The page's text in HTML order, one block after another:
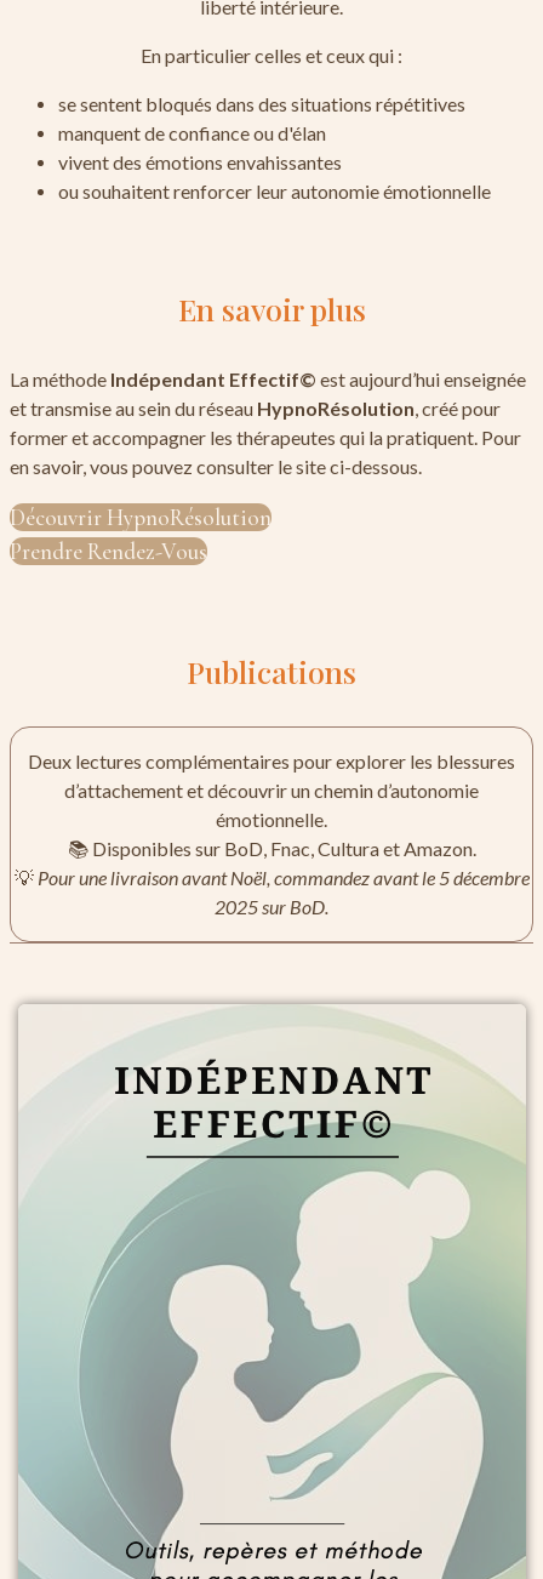
liberté intérieure.
En particulier celles et ceux qui :
se sentent bloqués dans des situations répétitives
manquent de confiance ou d'élan
vivent des émotions envahissantes
ou souhaitent renforcer leur autonomie émotionnelle
En savoir plus
La méthode Indépendant Effectif© est aujourd’hui enseignée
et transmise au sein du réseau HypnoRésolution , créé pour
former et accompagner les thérapeutes qui la pratiquent. Pour
en savoir, vous pouvez consulter le site ci-dessous.
Découvrir HypnoRésolution
Prendre Rendez-Vous
Publications
Deux lectures complémentaires pour explorer les blessures
d’attachement et découvrir un chemin d’autonomie
émotionnelle.
📚 Disponibles sur BoD, Fnac, Cultura et Amazon.
💡 Pour une livraison avant Noël, commandez avant le 5 décembre
2025 sur BoD.